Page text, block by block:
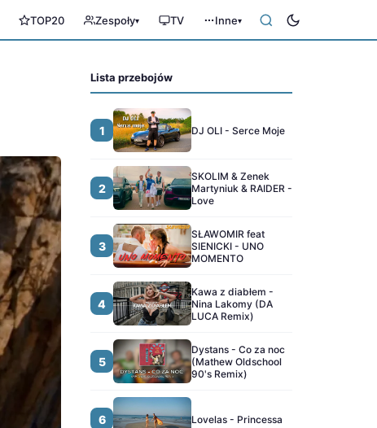
TOP20 Zespoły▾ TV Inne▾
Lista przebojów
1 DJ OLI - Serce Moje
2
SKOLIM & Zenek
Martyniuk & RAIDER -
Love
3
SŁAWOMIR feat
SIENICKI - UNO
MOMENTO
4
Kawa z diabłem -
Nina Lakomy (DA
LUCA Remix)
5
Dystans - Co za noc
(Mathew Oldschool
90's Remix)
6 Lovelas - Princessa